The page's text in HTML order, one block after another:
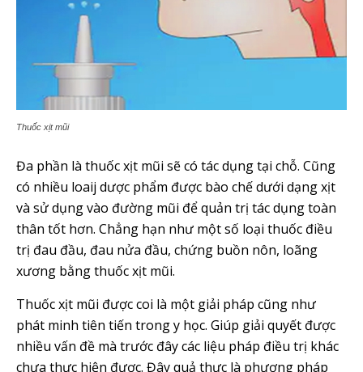
Thuốc xịt mũi
Đa phần là thuốc xịt mũi sẽ có tác dụng tại chỗ. Cũng
có nhiều loaij dược phẩm được bào chế dưới dạng xịt
và sử dụng vào đường mũi để quản trị tác dụng toàn
thân tốt hơn. Chẳng hạn như một số loại thuốc điều
trị đau đầu, đau nửa đầu, chứng buồn nôn, loãng
xương bằng thuốc xịt mũi.
Thuốc xịt mũi được coi là một giải pháp cũng như
phát minh tiên tiến trong y học. Giúp giải quyết được
nhiều vấn đề mà trước đây các liệu pháp điều trị khác
chưa thực hiện được. Đây quả thực là phương pháp